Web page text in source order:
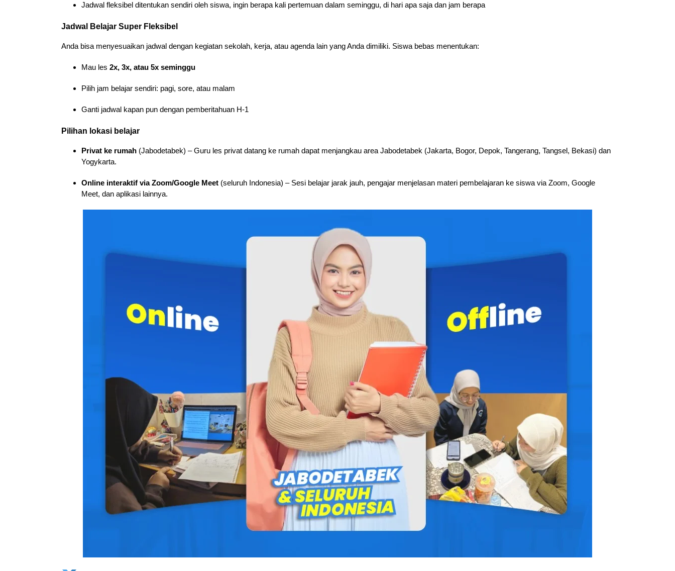
Jadwal fleksibel ditentukan sendiri oleh siswa, ingin berapa kali pertemuan dalam seminggu, di hari apa saja dan jam berapa
Jadwal Belajar Super Fleksibel
Anda bisa menyesuaikan jadwal dengan kegiatan sekolah, kerja, atau agenda lain yang Anda dimiliki. Siswa bebas menentukan:
Mau les 2x, 3x, atau 5x seminggu
Pilih jam belajar sendiri: pagi, sore, atau malam
Ganti jadwal kapan pun dengan pemberitahuan H-1
Pilihan lokasi belajar
Privat ke rumah(Jabodetabek) – Guru les privat datang ke rumah dapat menjangkau area Jabodetabek (Jakarta, Bogor, Depok, Tangerang, Tangsel, Bekasi) dan
Yogykarta.
Online interaktif via Zoom/Google Meet(seluruh Indonesia) – Sesi belajar jarak jauh, pengajar menjelasan materi pembelajaran ke siswa via Zoom, Google
Meet, dan aplikasi lainnya.